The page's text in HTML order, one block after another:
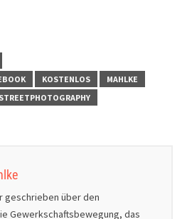
KOSTENLOS
MAHLKE
STREETPHOTOGRAPHY
geschrieben über den
Gewerkschaftsbewegung, das